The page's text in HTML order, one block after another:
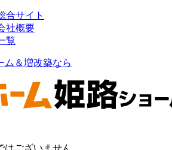
合サイト
社概要
覧
ム＆増改築なら
はございません